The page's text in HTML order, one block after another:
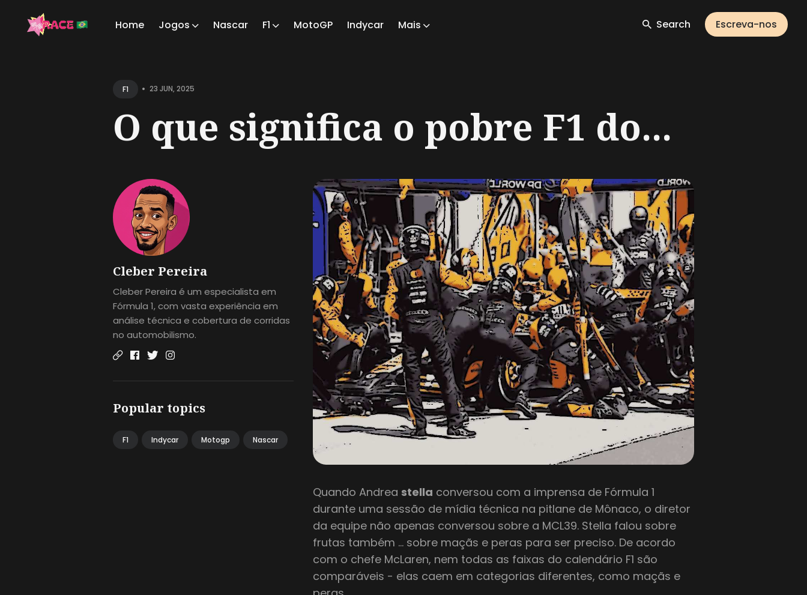
Home Jogos Nascar F1 MotoGP Indycar Mais Search Escreva-nos
F1 • 23 JUN, 2025
O que significa o pobre F1 do...
Cleber Pereira
Cleber Pereira é um especialista em
Fórmula 1, com vasta experiência em
análise técnica e cobertura de corridas
no automobilismo.
Popular topics
F1 Indycar Motogp Nascar
Quando Andrea stella conversou com a imprensa de Fórmula 1
durante uma sessão de mídia técnica na pitlane de Mônaco, o diretor
da equipe não apenas conversou sobre a MCL39. Stella falou sobre
frutas também … sobre maçãs e peras para ser preciso. De acordo
com o chefe McLaren, nem todas as faixas do calendário F1 são
comparáveis - elas caem em categorias diferentes, como maçãs e